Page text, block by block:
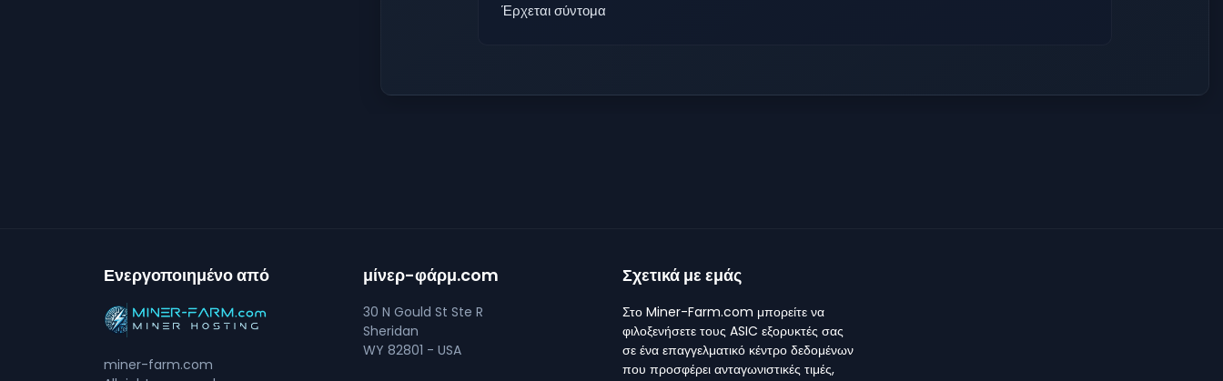
Έρχεται σύντομα
Ενεργοποιημένο από
miner-farm.com
μίνερ-φάρμ.com
30 N Gould St Ste R
Sheridan
WY 82801 - USA
Σχετικά με εμάς
Στο Miner-Farm.com μπορείτε να
φιλοξενήσετε τους ASIC εξορυκτές σας
σε ένα επαγγελματικό κέντρο δεδομένων
που προσφέρει ανταγωνιστικές τιμές,